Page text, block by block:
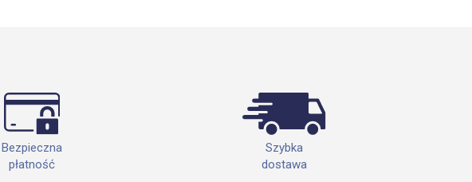
Bezpieczna
płatność
Szybka
dostawa